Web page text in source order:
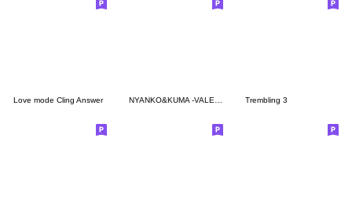
Love mode Cling Answer Trembling 3